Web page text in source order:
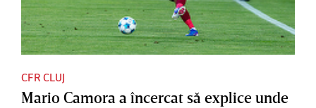
CFR CLUJ
Mario Camora a încercat să explice unde